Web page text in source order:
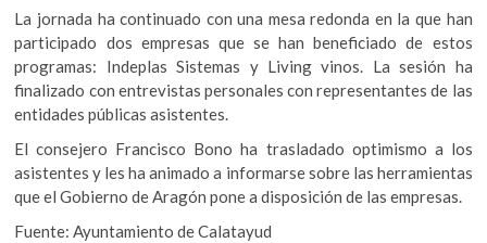
La jornada ha continuado con una mesa redonda en la que han
participado dos empresas que se han beneficiado de estos
programas: Indeplas Sistemas y Living vinos. La sesión ha
finalizado con entrevistas personales con representantes de las
entidades públicas asistentes.
El consejero Francisco Bono ha trasladado optimismo a los
asistentes y les ha animado a informarse sobre las herramientas
que el Gobierno de Aragón pone a disposición de las empresas.
Fuente: Ayuntamiento de Calatayud